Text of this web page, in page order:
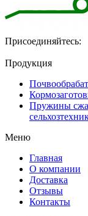
Присоединяйтесь:
Продукция
Пружины
Меню
Главная
О компании
Доставка
Отзывы
Контакты